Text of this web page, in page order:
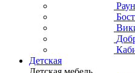
Детская